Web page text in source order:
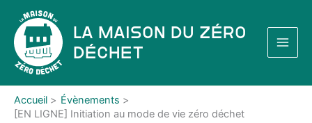
contenu
La Maison du Zéro
Déchet
Accueil
Évènements
[EN LIGNE] Initiation au mode de vie zéro déchet